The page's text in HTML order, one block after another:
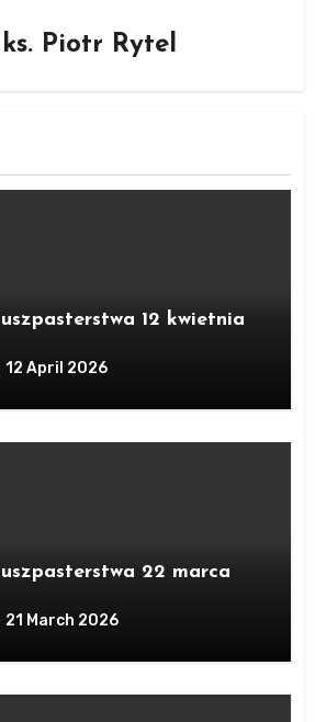
ks. Piotr Rytel
12 kwietnia
12 April 2026
22 marca
21 March 2026